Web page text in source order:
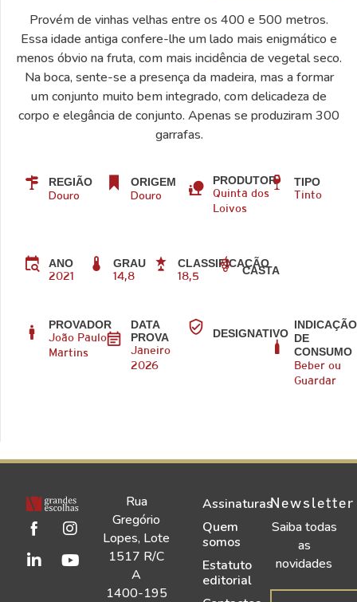
Provém de vinhas velhas entre os 400 e 500 metros.
Essa idade antiga confere-lhe um lado mais enigmático e
menos óbvio na fruta, com mais incidência de vegetal seco.
Na boca, sente-se a presença da madeira, mas a formar
um conjunto muito bem integrado, com delicadeza de
corpo e elegância de conjunto. Apenas se produziram 300
garrafas.
REGIÃO
Douro
ORIGEM
Douro
PRODUTOR
Quinta dos
Loivos
TIPO
Tinto
ANO
2021
GRAU
14,8
CLASSIFICAÇÃO
18,5
CASTA
PROVADOR
João Paulo
Martins
DATA
PROVA
Janeiro
2026
DESIGNATIVO
INDICAÇÃO
DE
CONSUMO
Beber ou
Guardar
Rua
Gregório
Lopes, Lote
1517 R/C
A
1400-195
Assinaturas
Quem
somos
Estatuto
editorial
Newsletter
Saiba todas
as
novidades